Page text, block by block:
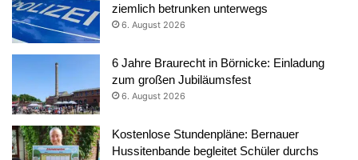
ziemlich betrunken unterwegs
6. August 2026
6 Jahre Braurecht in Börnicke: Einladung
zum großen Jubiläumsfest
6. August 2026
Kostenlose Stundenpläne: Bernauer
Hussitenbande begleitet Schüler durchs